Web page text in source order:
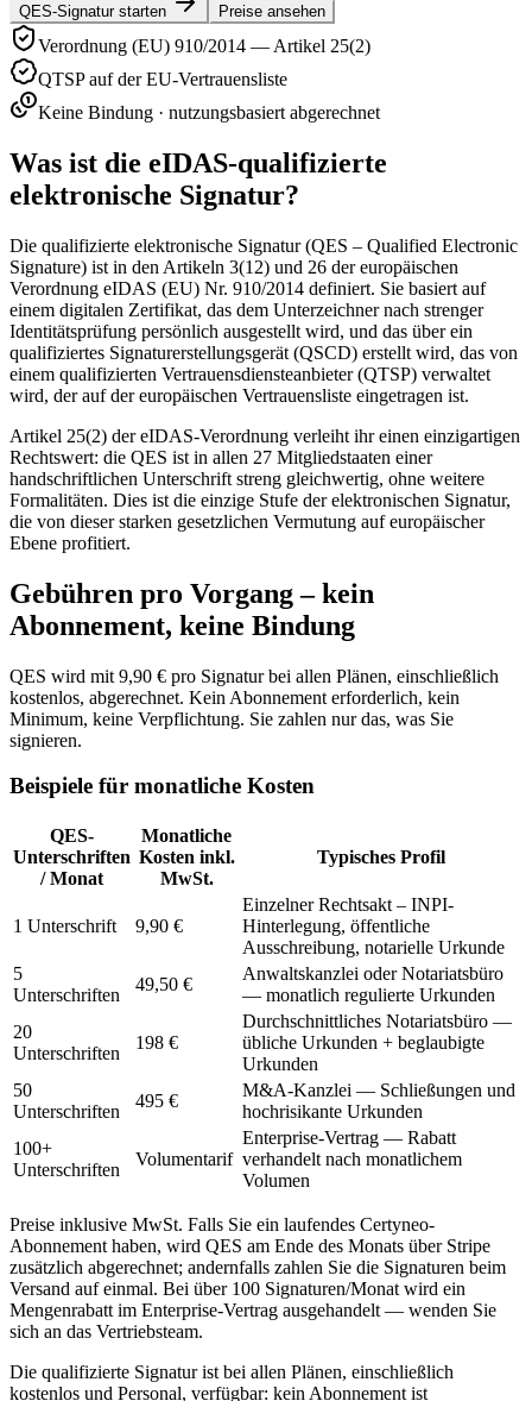
QES-Signatur starten Preise ansehen
Verordnung (EU) 910/2014 — Artikel 25(2)
QTSP auf der EU-Vertrauensliste
Keine Bindung · nutzungsbasiert abgerechnet
Was ist die eIDAS-qualifizierte
elektronische Signatur?
Die qualifizierte elektronische Signatur (QES – Qualified Electronic
Signature) ist in den Artikeln 3(12) und 26 der europäischen
Verordnung eIDAS (EU) Nr. 910/2014 definiert. Sie basiert auf
einem digitalen Zertifikat, das dem Unterzeichner nach strenger
Identitätsprüfung persönlich ausgestellt wird, und das über ein
qualifiziertes Signaturerstellungsgerät (QSCD) erstellt wird, das von
einem qualifizierten Vertrauensdiensteanbieter (QTSP) verwaltet
wird, der auf der europäischen Vertrauensliste eingetragen ist.
Artikel 25(2) der eIDAS-Verordnung verleiht ihr einen einzigartigen
Rechtswert: die QES ist in allen 27 Mitgliedstaaten einer
handschriftlichen Unterschrift streng gleichwertig, ohne weitere
Formalitäten. Dies ist die einzige Stufe der elektronischen Signatur,
die von dieser starken gesetzlichen Vermutung auf europäischer
Ebene profitiert.
Gebühren pro Vorgang – kein
Abonnement, keine Bindung
QES wird mit 9,90 € pro Signatur bei allen Plänen, einschließlich
kostenlos, abgerechnet. Kein Abonnement erforderlich, kein
Minimum, keine Verpflichtung. Sie zahlen nur das, was Sie
signieren.
Beispiele für monatliche Kosten
QES-
Unterschriften
/ Monat
Monatliche
Kosten inkl.
MwSt.
Typisches Profil
1 Unterschrift 9,90 €
Einzelner Rechtsakt – INPI-
Hinterlegung, öffentliche
Ausschreibung, notarielle Urkunde
5
Unterschriften
49,50 €
Anwaltskanzlei oder Notariatsbüro
— monatlich regulierte Urkunden
20
Unterschriften
198 €
Durchschnittliches Notariatsbüro —
übliche Urkunden + beglaubigte
Urkunden
50
Unterschriften
495 €
M&A-Kanzlei — Schließungen und
hochrisikante Urkunden
100+
Unterschriften
Volumentarif
Enterprise-Vertrag — Rabatt
verhandelt nach monatlichem
Volumen
Preise inklusive MwSt. Falls Sie ein laufendes Certyneo-
Abonnement haben, wird QES am Ende des Monats über Stripe
zusätzlich abgerechnet; andernfalls zahlen Sie die Signaturen beim
Versand auf einmal. Bei über 100 Signaturen/Monat wird ein
Mengenrabatt im Enterprise-Vertrag ausgehandelt — wenden Sie
sich an das Vertriebsteam.
Die qualifizierte Signatur ist bei allen Plänen, einschließlich
kostenlos und Personal, verfügbar: kein Abonnement ist